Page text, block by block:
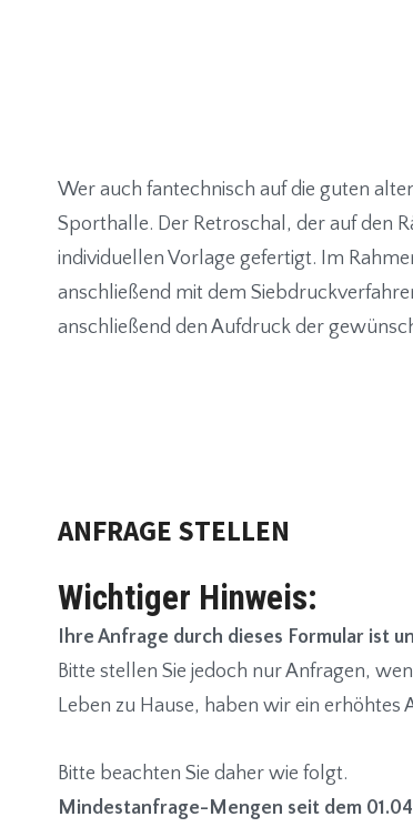
Wer auch fantechnisch auf die guten
Sporthalle. Der Retroschal, der auf den
individuellen Vorlage gefertigt. Im
anschließend mit dem
anschließend den Aufdruck der
ANFRAGE STELLEN
Wichtiger Hinweis:
Ihre Anfrage durch dieses Formular ist
Bitte stellen Sie jedoch nur Anfragen,
Leben zu Hause, haben wir ein erhöhtes
Bitte beachten Sie daher wie folgt.
Mindestanfrage-Mengen seit dem